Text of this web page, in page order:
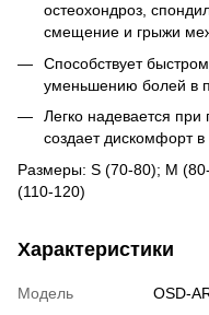
остеохондроз,
смещение и грыжи
Способствует
уменьшению болей в
Легко надевается
создает дискомфорт в
Размеры: S (70-80); M
(110-120)
Характеристики
Модель
OSD-